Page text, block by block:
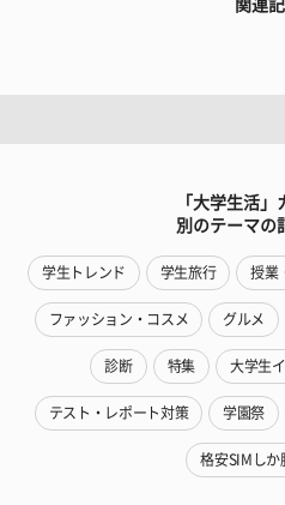
関連
「大学生活」
別のテーマの
学生トレンド 学生旅行 授業
ファッション・コスメ グルメ
診断 特集 大学生
テスト・レポート対策 学園祭
格安SIMしか